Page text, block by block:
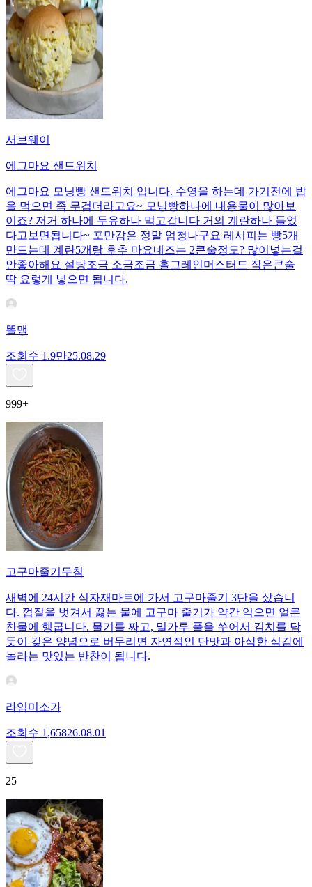
서브웨이
에그마요 샌드위치
에그마요 모닝빵 샌드위치 입니다. 수영을 하는데 가기전에 밥
을 먹으면 좀 무겁더라고요~ 모닝빵하나에 내용물이 많아보
이죠? 저거 하나에 두유하나 먹고갑니다 거의 계란하나 들었
다고보면됩니다~ 포만감은 정말 엄청나구요 레시피는 빵5개
만드는데 계란5개랑 후추 마요네즈는 2큰술정도? 많이넣는걸
안좋아해요 설탕조금 소금조금 홀그레인머스터드 작은큰술
딱 요렇게 넣으면 됩니다.
똘맹
조회수 1.9만25.08.29
999+
고구마줄기무침
새벽에 24시간 식자재마트에 가서 고구마줄기 3단을 샀습니
다. 껍질을 벗겨서 끓는 물에 고구마 줄기가 약간 익으면 얼른
찬물에 헹굽니다. 물기를 짜고, 밀가루 풀을 쑤어서 김치를 담
듯이 갖은 양념으로 버무리면 자연적인 단맛과 아삭한 식감에
놀라는 맛있는 반찬이 됩니다.
라임미소가
조회수 1,65826.08.01
25